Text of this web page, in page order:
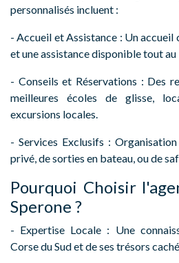
personnalisés incluent :
- Accueil et Assistance : Un
et une assistance disponible tout
- Conseils et Réservations : Des
meilleures écoles de glisse,
excursions locales.
- Services Exclusifs :
privé, de sorties en bateau, ou de
Pourquoi Choisir
Sperone ?
- Expertise Locale : Une
Corse du Sud et de ses trésors